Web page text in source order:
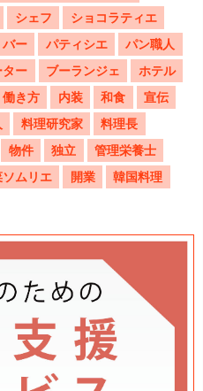
シェフ
ショコラティエ
バー パティシエ
パン職人
ー ブーランジェ
ホテル
働き方 内装 和食
宣伝
料理研究家
料理長
物件 独立
管理栄養士
ムリエ 開業
韓国料理